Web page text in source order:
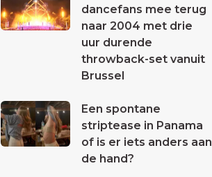
dancefans mee terug
naar 2004 met drie
uur durende
throwback-set vanuit
Brussel
Een spontane
striptease in Panama
of is er iets anders aan
de hand?